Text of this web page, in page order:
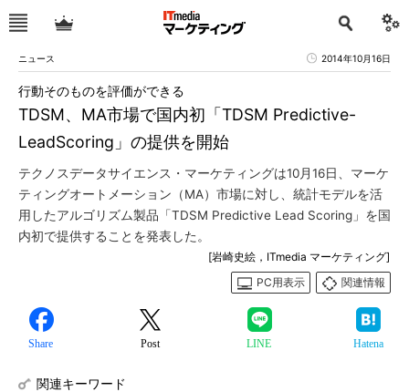
ニュース 2014年10月16日
TDSM、MA市場で国内初「TDSM Predictive-
LeadScoring」の提供を開始
行動そのものを評価ができる
テクノスデータサイエンス・マーケティングは10月16日、マーケ
ティングオートメーション（MA）市場に対し、統計モデルを活
用したアルゴリズム製品「TDSM Predictive Lead Scoring」を国
内初で提供することを発表した。
[岩崎史絵，ITmedia マーケティング]
PC用表示
関連情報
Share Post LINE Hatena
関連キーワード